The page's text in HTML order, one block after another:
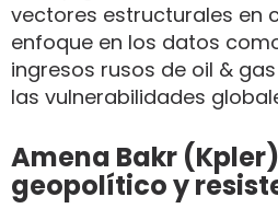
vectores estructurales en
enfoque en los datos
ingresos rusos de oil &
las vulnerabilidades
Amena Bakr
geopolítico y